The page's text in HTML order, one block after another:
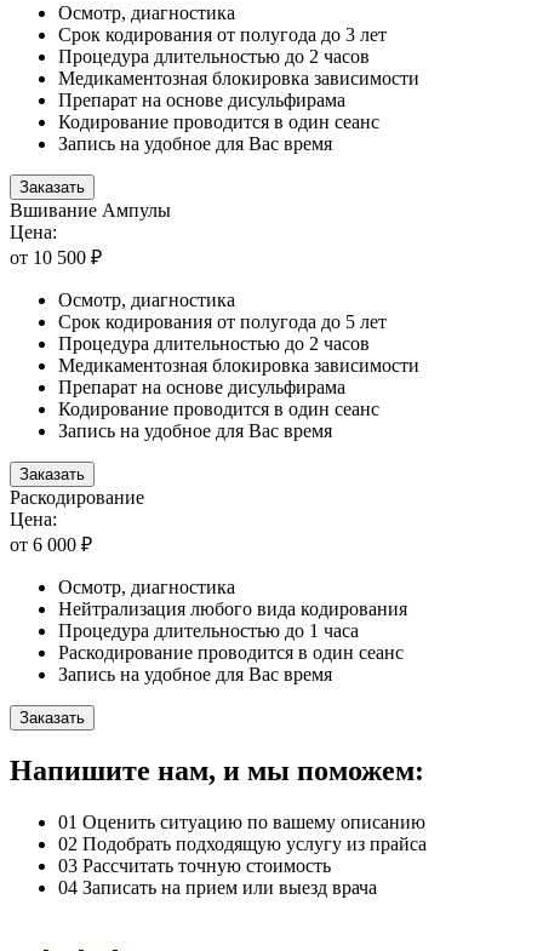
Осмотр, диагностика
Срок кодирования от полугода до 3 лет
Процедура длительностью до 2 часов
Медикаментозная блокировка зависимости
Препарат на основе дисульфирама
Кодирование проводится в один сеанс
Запись на удобное для Вас время
Заказать
Вшивание Ампулы
Цена:
от 10 500 ₽
Осмотр, диагностика
Срок кодирования от полугода до 5 лет
Процедура длительностью до 2 часов
Медикаментозная блокировка зависимости
Препарат на основе дисульфирама
Кодирование проводится в один сеанс
Запись на удобное для Вас время
Заказать
Раскодирование
Цена:
от 6 000 ₽
Осмотр, диагностика
Нейтрализация любого вида кодирования
Процедура длительностью до 1 часа
Раскодирование проводится в один сеанс
Запись на удобное для Вас время
Заказать
Напишите нам, и мы поможем:
01 Оценить ситуацию по вашему описанию
02 Подобрать подходящую услугу из прайса
03 Рассчитать точную стоимость
04 Записать на прием или выезд врача